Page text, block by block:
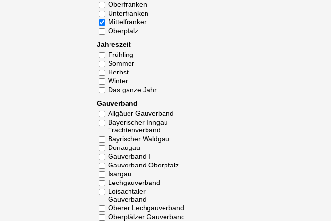
Oberfranken
Unterfranken
Mittelfranken
Oberpfalz
Jahreszeit
Frühling
Sommer
Herbst
Winter
Das ganze Jahr
Gauverband
Allgäuer Gauverband
Bayerischer Inngau
Trachtenverband
Bayrischer Waldgau
Donaugau
Gauverband I
Gauverband Oberpfalz
Isargau
Lechgauverband
Loisachtaler
Gauverband
Oberer Lechgauverband
Oberpfälzer Gauverband